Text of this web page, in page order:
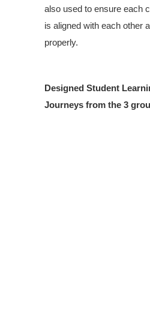
also used to ensure each
is aligned with each other
properly.
Designed Student
Journeys from the 3